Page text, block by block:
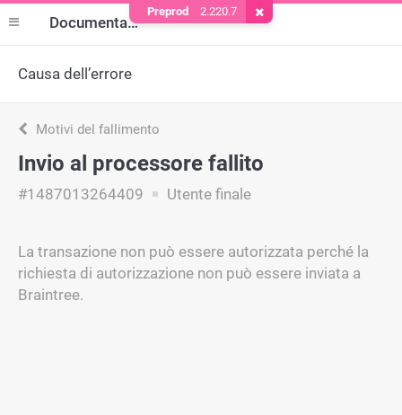
Documentazione
Causa dell’errore
Motivi del fallimento
Invio al processore fallito
#1487013264409 Utente finale
La transazione non può essere autorizzata perché la
richiesta di autorizzazione non può essere inviata a
Braintree.
Preprod 2.220.7 Rimuovere il cookie